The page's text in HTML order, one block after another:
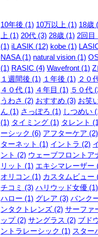
10年後 (1) 10万以上 (1) 18歳
上 (1) 20代 (3) 28歳 (1) 2回目
(1) iLASIK (12) kobe (1)
NASA (1) natural vision (1)
(1) RASIC (4) Wavefront (1) Z
１週間後 (1) １年後 (1) ２０
４０代 (1) ４年目 (1) ５０代
うわさ (2) おすすめ (3) お笑
ん (1) さっぽろ (1) しつめい
(1) タイミング (1) タレント
ーシック (6) アフターケア (2)
ターネット (1) イントラ (2)
ント (2) ウェーブフロントア
リット (1) エキシマレーザー
オリコン (1) カスタムビュー
チコミ (3) ハリウッド女優 (1)
ハロー (1) グレア (3) バンク
ンタクトレンズ (2) サーファ
ップ (2) サングラス (2) ブド
ントラレーシック (1) スター